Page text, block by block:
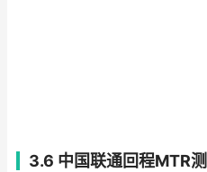
3.6 中国联通回程MTR测